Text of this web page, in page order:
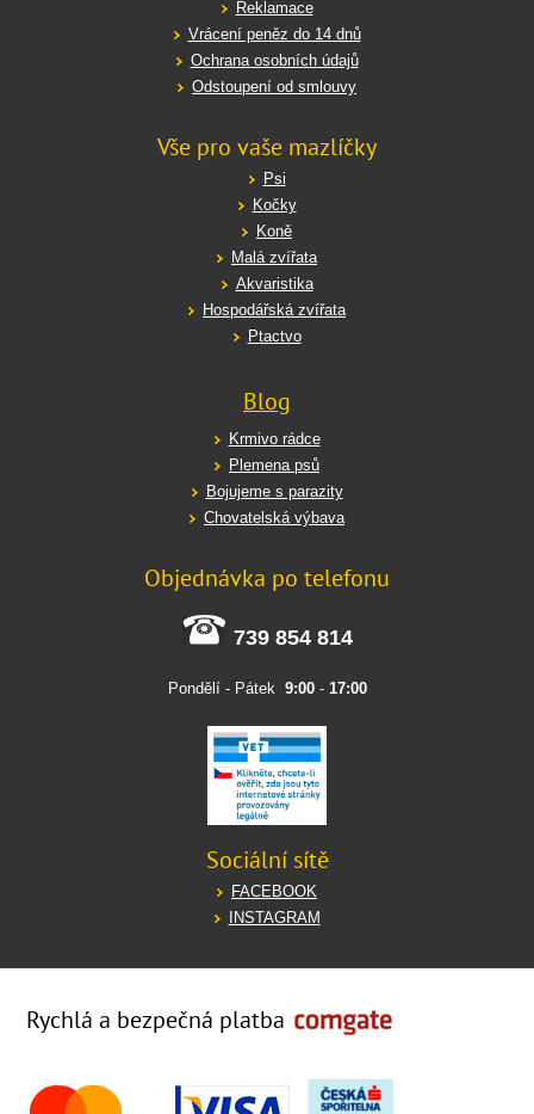
Reklamace
Vrácení peněz do 14 dnů
Ochrana osobních údajů
Odstoupení od smlouvy
Vše pro vaše mazlíčky
Psi
Kočky
Koně
Malá zvířata
Akvaristika
Hospodářská zvířata
Ptactvo
Blog
Krmivo rádce
Plemena psů
Bojujeme s parazity
Chovatelská výbava
Objednávka po telefonu
739 854 814
Pondělí - Pátek 9:00- 17:00
Sociální sítě
FACEBOOK
INSTAGRAM
Rychlá a bezpečná platba